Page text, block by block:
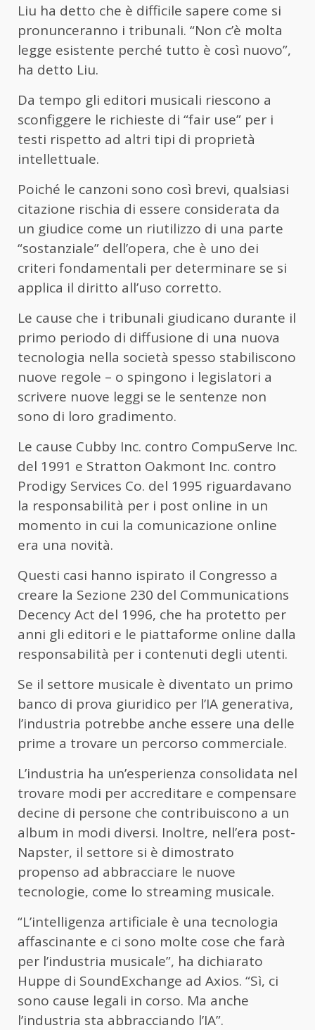
Liu ha detto che è difficile sapere come si
pronunceranno i tribunali. “Non c’è molta
legge esistente perché tutto è così nuovo”,
ha detto Liu.
Da tempo gli editori musicali riescono a
sconfiggere le richieste di “fair use” per i
testi rispetto ad altri tipi di proprietà
intellettuale.
Poiché le canzoni sono così brevi, qualsiasi
citazione rischia di essere considerata da
un giudice come un riutilizzo di una parte
“sostanziale” dell’opera, che è uno dei
criteri fondamentali per determinare se si
applica il diritto all’uso corretto.
Le cause che i tribunali giudicano durante il
primo periodo di diffusione di una nuova
tecnologia nella società spesso stabiliscono
nuove regole – o spingono i legislatori a
scrivere nuove leggi se le sentenze non
sono di loro gradimento.
Le cause Cubby Inc. contro CompuServe Inc.
del 1991 e Stratton Oakmont Inc. contro
Prodigy Services Co. del 1995 riguardavano
la responsabilità per i post online in un
momento in cui la comunicazione online
era una novità.
Questi casi hanno ispirato il Congresso a
creare la Sezione 230 del Communications
Decency Act del 1996, che ha protetto per
anni gli editori e le piattaforme online dalla
responsabilità per i contenuti degli utenti.
Se il settore musicale è diventato un primo
banco di prova giuridico per l’IA generativa,
l’industria potrebbe anche essere una delle
prime a trovare un percorso commerciale.
L’industria ha un’esperienza consolidata nel
trovare modi per accreditare e compensare
decine di persone che contribuiscono a un
album in modi diversi. Inoltre, nell’era post-
Napster, il settore si è dimostrato
propenso ad abbracciare le nuove
tecnologie, come lo streaming musicale.
“L’intelligenza artificiale è una tecnologia
affascinante e ci sono molte cose che farà
per l’industria musicale”, ha dichiarato
Huppe di SoundExchange ad Axios. “Sì, ci
sono cause legali in corso. Ma anche
l’industria sta abbracciando l’IA”.